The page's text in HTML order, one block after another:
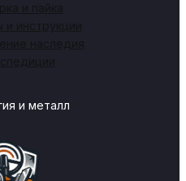
и пайка
и инструкции
наследия
и металл